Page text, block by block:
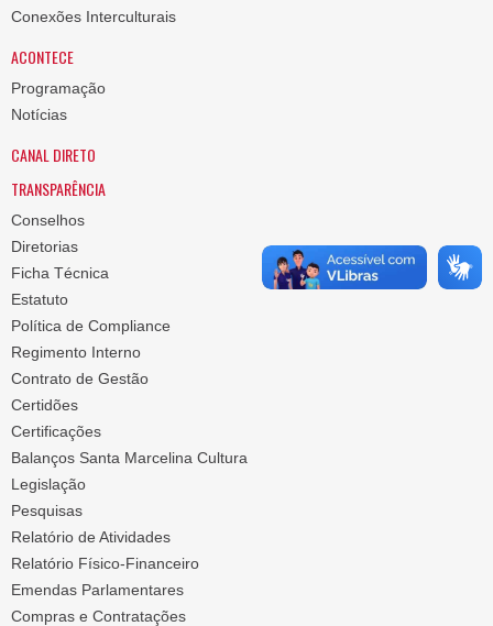
Conexões Interculturais
ACONTECE
Programação
Notícias
CANAL DIRETO
TRANSPARÊNCIA
Conselhos
Diretorias
Ficha Técnica
Estatuto
Política de Compliance
Regimento Interno
Contrato de Gestão
Certidões
Certificações
Balanços Santa Marcelina Cultura
Legislação
Pesquisas
Relatório de Atividades
Relatório Físico-Financeiro
Emendas Parlamentares
Compras e Contratações